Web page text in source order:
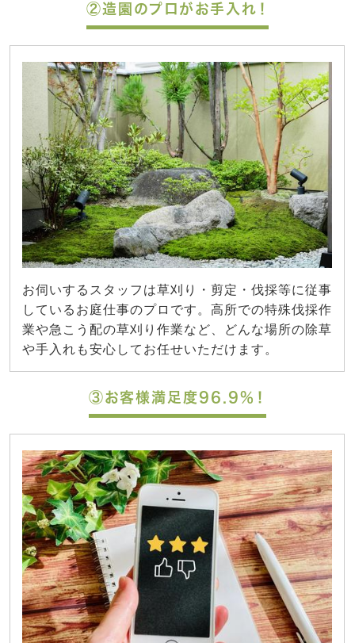
②造園のプロがお手入れ！
お伺いするスタッフは草刈り・剪定・伐採等に従事
しているお庭仕事のプロです。高所での特殊伐採作
業や急こう配の草刈り作業など、どんな場所の除草
や手入れも安心してお任せいただけます。
③お客様満足度96.9%！